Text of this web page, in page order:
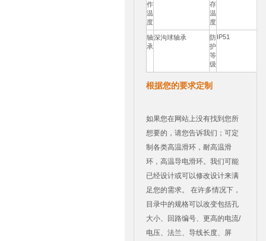
作
温
度
存
温
度
轴
承
深沟球轴承
防
护
等
级
IP51
根据您的要求定制
如果您在网站上没有找到您所
想要的，请您告诉我们；可定
制各类高温滑环，耐高温滑
环，高温导电滑环。我们可能
已经设计或可以修改设计来满
足您的需求。 在许多情况下，
目录中的规格可以改变包括孔
大小、回路编号、更高的电流/
电压、法兰、导线长度、屏